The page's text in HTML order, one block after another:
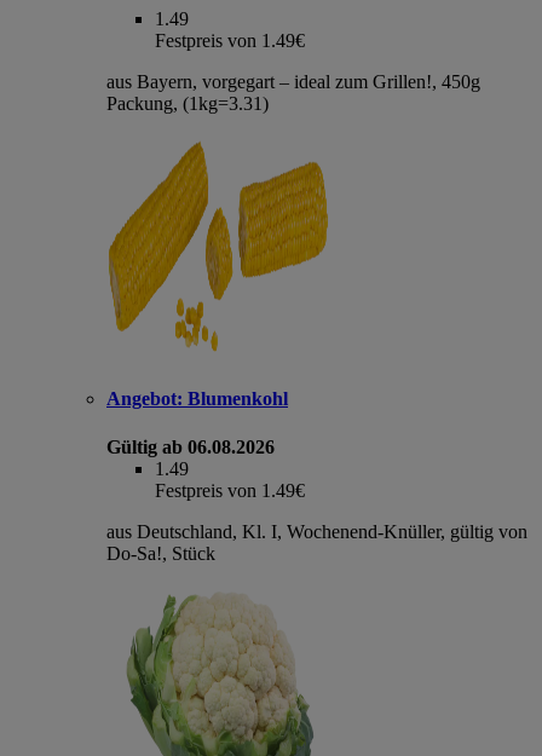
1.49
Festpreis von 1.49€
aus Bayern, vorgegart – ideal zum Grillen!, 450g
Packung, (1kg=3.31)
Angebot: Blumenkohl
Gültig ab 06.08.2026
1.49
Festpreis von 1.49€
aus Deutschland, Kl. I, Wochenend-Knüller, gültig von
Do-Sa!, Stück